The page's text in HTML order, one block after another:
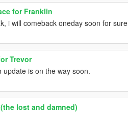
for Franklin
i will comeback oneday soon for sure
Trevor
update is on the way soon.
lost and damned)